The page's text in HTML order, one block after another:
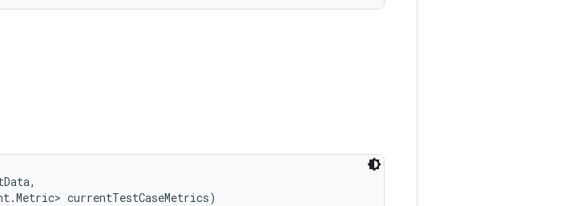
currentTestCaseMetrics)